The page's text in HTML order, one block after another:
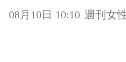
08月10日 10:10 週刊女